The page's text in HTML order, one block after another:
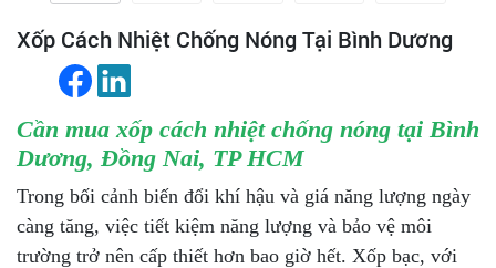
Xốp Cách Nhiệt Chống Nóng Tại Bình Dương
Cần mua xốp cách nhiệt chống nóng tại Bình
Dương, Đồng Nai, TP HCM
Trong bối cảnh biến đổi khí hậu và giá năng lượng ngày
càng tăng, việc tiết kiệm năng lượng và bảo vệ môi
trường trở nên cấp thiết hơn bao giờ hết. Xốp bạc, với